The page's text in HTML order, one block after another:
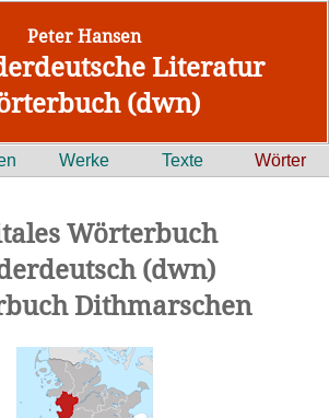
Peter Hansen
Literatur
(dwn)
Werke Texte Wörter
Wörterbuch
(dwn)
Dithmarschen